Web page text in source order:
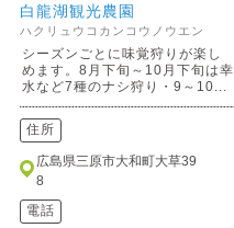
白龍湖観光農園
ハクリュウコカンコウノウエン
シーズンごとに味覚狩りが楽し
めます。8月下旬～10月下旬は幸
水など7種のナシ狩り・9～10...
住所
広島県三原市大和町大草39
8
電話